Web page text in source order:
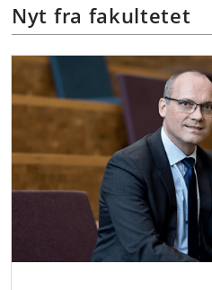
Nyt fra fakultetet